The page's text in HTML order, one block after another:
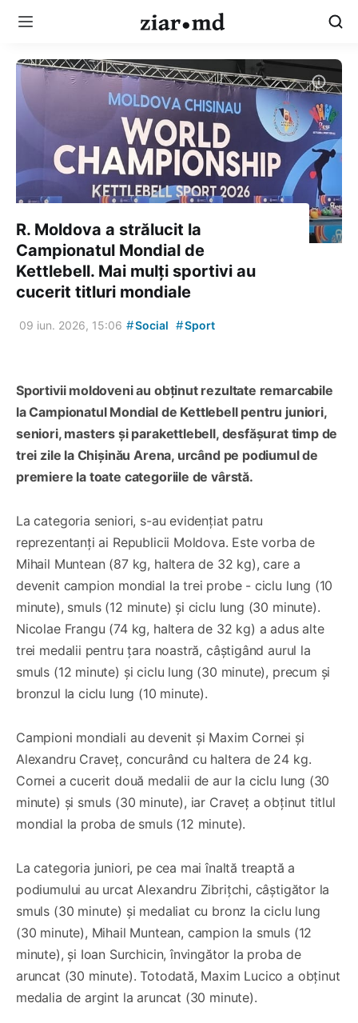
R. Moldova a strălucit la
Campionatul Mondial de
Kettlebell. Mai mulți sportivi au
cucerit titluri mondiale
09 iun. 2026, 15:06 #Social #Sport
Sportivii moldoveni au obținut rezultate remarcabile
la Campionatul Mondial de Kettlebell pentru juniori,
seniori, masters și parakettlebell, desfășurat timp de
trei zile la Chișinău Arena, urcând pe podiumul de
premiere la toate categoriile de vârstă.
La categoria seniori, s-au evidențiat patru
reprezentanți ai Republicii Moldova. Este vorba de
Mihail Muntean (87 kg, haltera de 32 kg), care a
devenit campion mondial la trei probe - ciclu lung (10
minute), smuls (12 minute) și ciclu lung (30 minute).
Nicolae Frangu (74 kg, haltera de 32 kg) a adus alte
trei medalii pentru țara noastră, câștigând aurul la
smuls (12 minute) și ciclu lung (30 minute), precum și
bronzul la ciclu lung (10 minute).
Campioni mondiali au devenit și Maxim Cornei și
Alexandru Craveț, concurând cu haltera de 24 kg.
Cornei a cucerit două medalii de aur la ciclu lung (30
minute) și smuls (30 minute), iar Craveț a obținut titlul
mondial la proba de smuls (12 minute).
La categoria juniori, pe cea mai înaltă treaptă a
podiumului au urcat Alexandru Zibrițchi, câștigător la
smuls (30 minute) și medaliat cu bronz la ciclu lung
(30 minute), Mihail Muntean, campion la smuls (12
minute), și Ioan Surchicin, învingător la proba de
aruncat (30 minute). Totodată, Maxim Lucico a obținut
medalia de argint la aruncat (30 minute).